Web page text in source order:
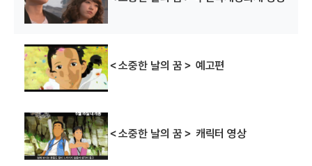
＜소중한 날의 꿈＞ 예고편
＜소중한 날의 꿈＞ 캐릭터 영상